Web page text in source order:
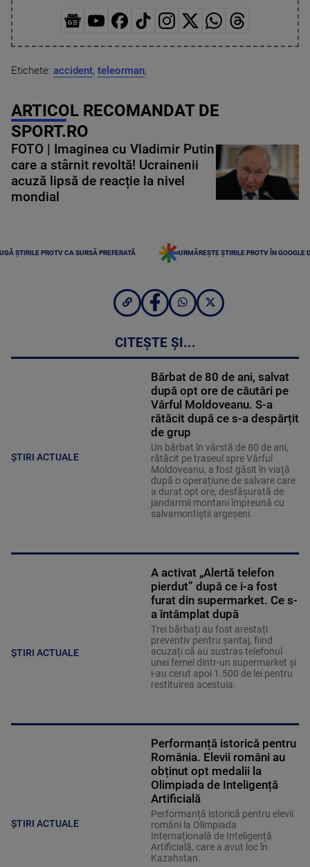
Etichete: accident, teleorman,
ARTICOL RECOMANDAT DE
SPORT.RO
FOTO | Imaginea cu Vladimir Putin
care a stârnit revoltă! Ucrainenii
acuză lipsă de reacție la nivel
mondial
ȘTIRILE PROTV CA SURSĂ PREFERATĂ URMĂREȘTE ȘTIRILE PROTV ÎN GOOGLE
CITEȘTE ȘI...
ȘTIRI ACTUALE
Bărbat de 80 de ani, salvat
după opt ore de căutări pe
Vârful Moldoveanu. S-a
rătăcit după ce s-a despărțit
de grup
Un bărbat în vârstă de 80 de ani,
rătăcit pe traseul spre Vârful
Moldoveanu, a fost găsit în viață
după o operațiune de salvare care
a durat opt ore, desfășurată de
jandarmii montani împreună cu
salvamontiștii argeșeni.
ȘTIRI ACTUALE
A activat „Alertă telefon
pierdut” după ce i-a fost
furat din supermarket. Ce s-
a întâmplat după
Trei bărbați au fost arestați
preventiv pentru șantaj, fiind
acuzați că au sustras telefonul
unei femei dintr-un supermarket și
i-au cerut apoi 1.500 de lei pentru
restituirea acestuia.
ȘTIRI ACTUALE
Performanță istorică pentru
România. Elevii români au
obținut opt medalii la
Olimpiada de Inteligență
Artificială
Performanță istorică pentru elevii
români la Olimpiada
Internațională de Inteligență
Artificială, care a avut loc în
Kazahstan.